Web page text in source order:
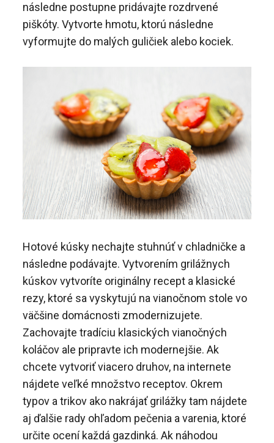
následne postupne pridávajte rozdrvené
piškóty. Vytvorte hmotu, ktorú následne
vyformujte do malých guličiek alebo kociek.
Hotové kúsky nechajte stuhnúť v chladničke a
následne podávajte. Vytvorením grilážnych
kúskov vytvoríte originálny recept a klasické
rezy, ktoré sa vyskytujú na vianočnom stole vo
väčšine domácnosti zmodernizujete.
Zachovajte tradíciu klasických vianočných
koláčov ale pripravte ich modernejšie. Ak
chcete vytvoriť viacero druhov, na internete
nájdete veľké množstvo receptov. Okrem
typov a trikov ako nakrájať grilážky tam nájdete
aj ďalšie rady ohľadom pečenia a varenia, ktoré
určite ocení každá gazdinká. Ak náhodou